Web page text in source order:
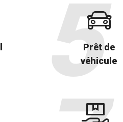
Prêt de
véhicule